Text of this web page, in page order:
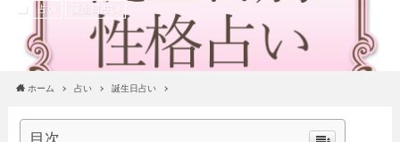
占い 誕生日占い
ホーム 占い 誕生日占い